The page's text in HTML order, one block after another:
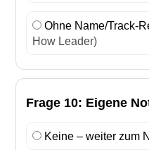
Ohne Name/Track-
How Leader)
Frage 10: Eigene
Keine – weiter zum